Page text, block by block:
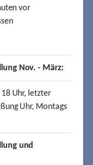
vor
Nov. - März:
Uhr, letzter
Uhr, Montags
und